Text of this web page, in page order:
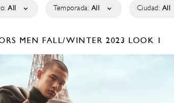
All Temporada: All Ciudad: All
MEN FALL/WINTER 2023 LOOK 1